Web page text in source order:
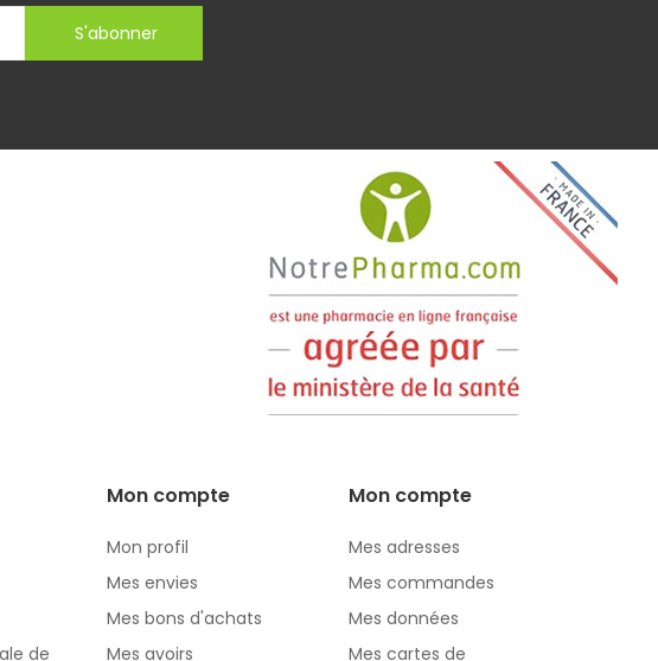
S'abonner
de
Mon compte
Mon profil
Mes envies
Mes bons d'achats
Mes avoirs
Mon compte
Mes adresses
Mes commandes
Mes données
Mes cartes de